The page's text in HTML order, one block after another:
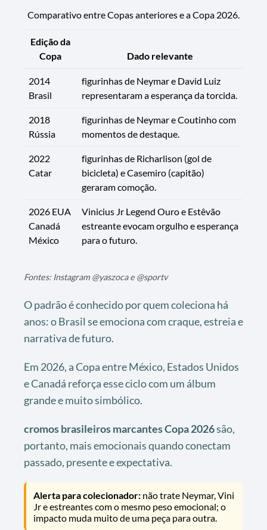
Comparativo entre Copas anteriores e a Copa 2026.
Edição da
Copa
Dado relevante
2014
Brasil
figurinhas de Neymar e David Luiz
representaram a esperança da torcida.
2018
Rússia
figurinhas de Neymar e Coutinho com
momentos de destaque.
2022
Catar
figurinhas de Richarlison (gol de
bicicleta) e Casemiro (capitão)
geraram comoção.
2026 EUA
Canadá
México
Vinicius Jr Legend Ouro e Estêvão
estreante evocam orgulho e esperança
para o futuro.
Fontes: Instagram @yaszoca e @sportv
O padrão é conhecido por quem coleciona há
anos: o Brasil se emociona com craque, estreia e
narrativa de futuro.
Em 2026, a Copa entre México, Estados Unidos
e Canadá reforça esse ciclo com um álbum
grande e muito simbólico.
cromos brasileiros marcantes Copa 2026são,
portanto, mais emocionais quando conectam
passado, presente e expectativa.
Alerta para colecionador: não trate Neymar, Vini
Jr e estreantes com o mesmo peso emocional; o
impacto muda muito de uma peça para outra.